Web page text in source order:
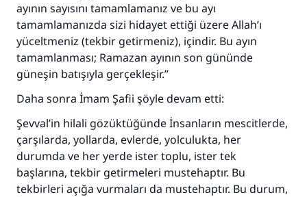
ayının sayısını tamamlamanız ve bu ayı
tamamlamanızda sizi hidayet ettiği üzere Allah’ı
yüceltmeniz (tekbir getirmeniz), içindir. Bu ayın
tamamlanması; Ramazan ayının son gününde
güneşin batışıyla gerçekleşir.”
Daha sonra İmam Şafii şöyle devam etti:
Şevval’in hilali gözüktüğünde İnsanların mescitlerde,
çarşılarda, yollarda, evlerde, yolculukta, her
durumda ve her yerde ister toplu, ister tek
başlarına, tekbir getirmeleri mustehaptır. Bu
tekbirleri açığa vurmaları da mustehaptır. Bu durum,
Rasulullah ﷺ şöyle dedi:
Her kim bir hayra yol gösterirse , hayrı yapan
kişinin sevabı kadar ona sevap yazılır.
(MUSLIM 1893)
Şimdi katkı yapın!